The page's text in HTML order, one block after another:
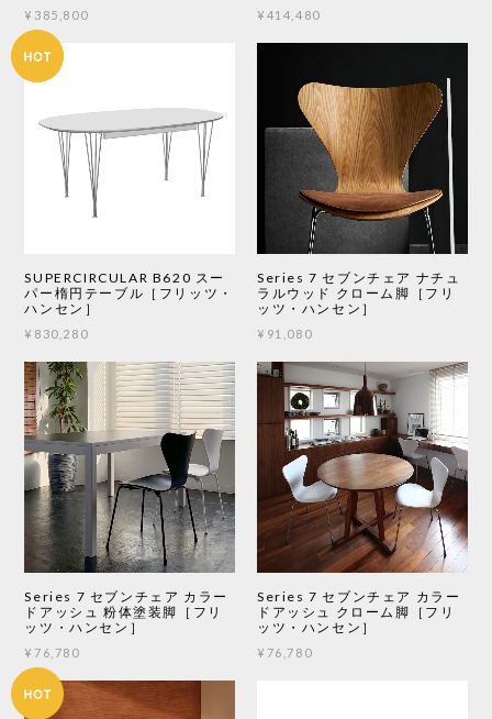
¥385,800 ¥414,480
SUPERCIRCULAR B620 スー
パー楕円テーブル［フリッツ・
ハンセン］
¥830,280
Series 7 セブンチェア ナチュ
ラルウッド クローム脚［フリ
ッツ・ハンセン］
¥91,080
Series 7 セブンチェア カラー
ドアッシュ 粉体塗装脚［フリ
ッツ・ハンセン］
¥76,780
Series 7 セブンチェア カラー
ドアッシュ クローム脚［フリ
ッツ・ハンセン］
¥76,780